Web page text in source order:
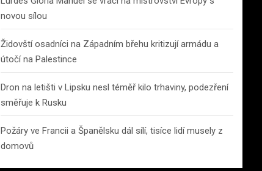
novou sílou
Židovští osadníci na Západním břehu kritizují armádu a
útočí na Palestince
Dron na letišti v Lipsku nesl téměř kilo trhaviny, podezření
směřuje k Rusku
Požáry ve Francii a Španělsku dál sílí, tisíce lidí musely z
domovů